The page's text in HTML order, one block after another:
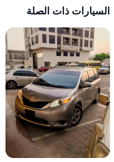
السيارات ذات الصلة